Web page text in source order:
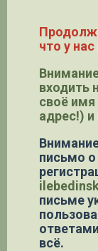
что у
входить
своё
адрес!) и
письмо
письме
всё.